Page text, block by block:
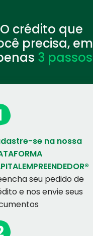
O crédito que
precisa, em
3 passos
se na nossa
seu pedido de
e nos envie seus